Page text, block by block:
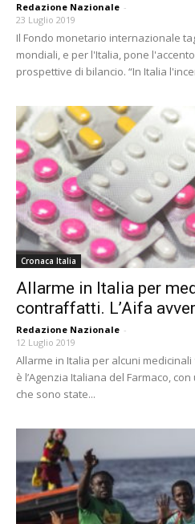
Redazione Nazionale -
23 Luglio 2019
Il Fondo monetario internazionale
mondiali, e per l'Italia, pone
prospettive di bilancio. “In Italia
Cronaca Italia
Allarme in Italia per
contraffatti. L’Aifa
Redazione Nazionale -
12 Luglio 2019
Allarme in Italia per alcuni
è l’Agenzia Italiana del Farmaco,
che sono state...